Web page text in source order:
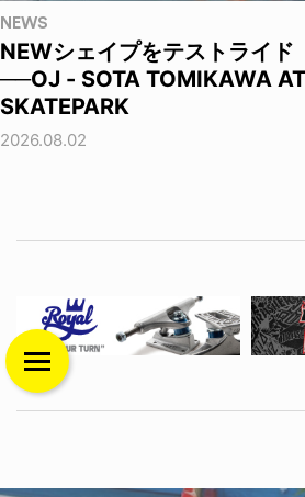
NEWS
NEWシェイプをテストライド
──OJ - SOTA TOMIKAWA
SKATEPARK
2026.08.02